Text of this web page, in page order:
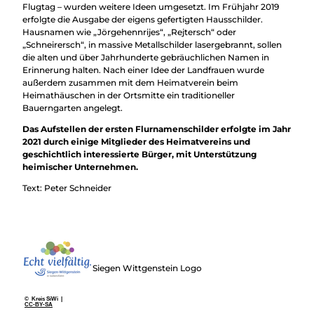
Flugtag – wurden weitere Ideen umgesetzt. Im Frühjahr 2019
erfolgte die Ausgabe der eigens gefertigten Hausschilder.
Hausnamen wie „Jörgehennrijes“, „Rejtersch“ oder
„Schneirersch“, in massive Metallschilder lasergebrannt, sollen
die alten und über Jahrhunderte gebräuchlichen Namen in
Erinnerung halten. Nach einer Idee der Landfrauen wurde
außerdem zusammen mit dem Heimatverein beim
Heimathäuschen in der Ortsmitte ein traditioneller
Bauerngarten angelegt.
Das Aufstellen der ersten Flurnamenschilder erfolgte im Jahr
2021 durch einige Mitglieder des Heimatvereins und
geschichtlich interessierte Bürger, mit Unterstützung
heimischer Unternehmen.
Text: Peter Schneider
© Kreis SiWi |
CC-BY-SA
Siegen Wittgenstein Logo